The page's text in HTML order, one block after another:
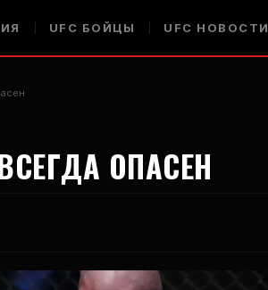
UFC БОЙЦЫ UFC НОВОСТИ
ОПАСЕН